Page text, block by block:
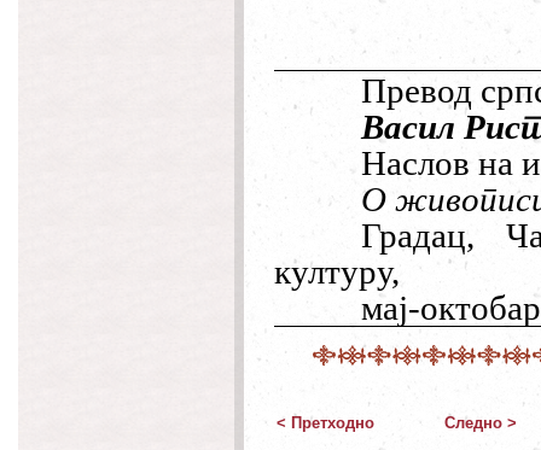
Превод
Васил
Наслов на
О
Градац,
културу,
мај-
< Претходно Следно >